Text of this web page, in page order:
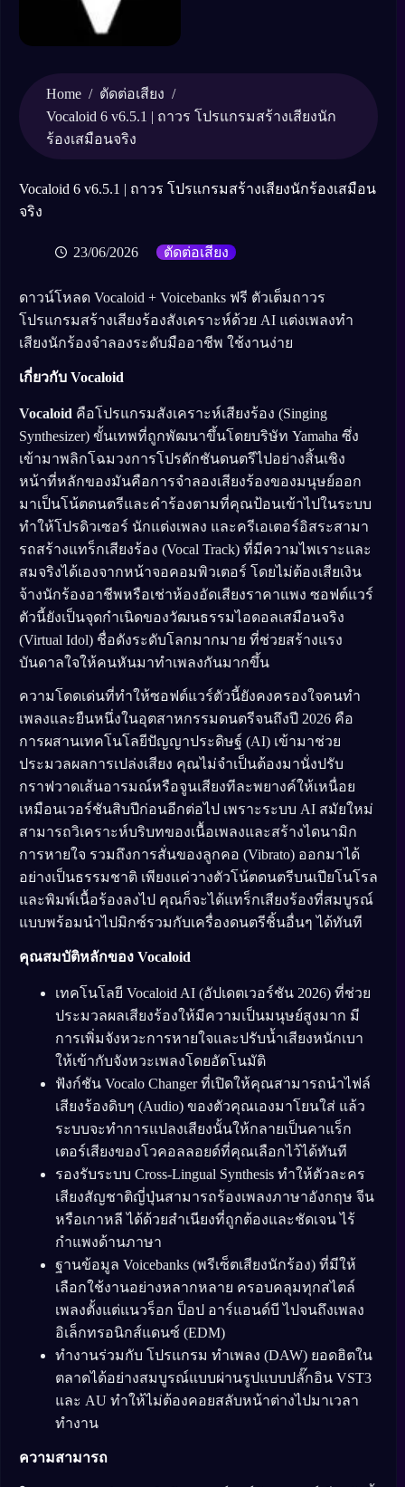
Home / ตัดต่อเสียง /
Vocaloid 6 v6.5.1 | ถาวร โปรแกรมสร้างเสียงนัก
ร้องเสมือนจริง
Vocaloid 6 v6.5.1 | ถาวร โปรแกรมสร้างเสียงนักร้องเสมือน
จริง
23/06/2026 ตัดต่อเสียง
ดาวน์โหลด Vocaloid + Voicebanks ฟรี ตัวเต็มถาวร
โปรแกรมสร้างเสียงร้องสังเคราะห์ด้วย AI แต่งเพลงทำ
เสียงนักร้องจำลองระดับมืออาชีพ ใช้งานง่าย
เกี่ยวกับ Vocaloid
Vocaloid คือโปรแกรมสังเคราะห์เสียงร้อง (Singing
Synthesizer) ขั้นเทพที่ถูกพัฒนาขึ้นโดยบริษัท Yamaha ซึ่ง
เข้ามาพลิกโฉมวงการโปรดักชันดนตรีไปอย่างสิ้นเชิง
หน้าที่หลักของมันคือการจำลองเสียงร้องของมนุษย์ออก
มาเป็นโน้ตดนตรีและคำร้องตามที่คุณป้อนเข้าไปในระบบ
ทำให้โปรดิวเซอร์ นักแต่งเพลง และครีเอเตอร์อิสระสามา
รถสร้างแทร็กเสียงร้อง (Vocal Track) ที่มีความไพเราะและ
สมจริงได้เองจากหน้าจอคอมพิวเตอร์ โดยไม่ต้องเสียเงิน
จ้างนักร้องอาชีพหรือเช่าห้องอัดเสียงราคาแพง ซอฟต์แวร์
ตัวนี้ยังเป็นจุดกำเนิดของวัฒนธรรมไอดอลเสมือนจริง
(Virtual Idol) ชื่อดังระดับโลกมากมาย ที่ช่วยสร้างแรง
บันดาลใจให้คนหันมาทำเพลงกันมากขึ้น
ความโดดเด่นที่ทำให้ซอฟต์แวร์ตัวนี้ยังคงครองใจคนทำ
เพลงและยืนหนึ่งในอุตสาหกรรมดนตรีจนถึงปี 2026 คือ
การผสานเทคโนโลยีปัญญาประดิษฐ์ (AI) เข้ามาช่วย
ประมวลผลการเปล่งเสียง คุณไม่จำเป็นต้องมานั่งปรับ
กราฟวาดเส้นอารมณ์หรือจูนเสียงทีละพยางค์ให้เหนื่อย
เหมือนเวอร์ชันสิบปีก่อนอีกต่อไป เพราะระบบ AI สมัยใหม่
สามารถวิเคราะห์บริบทของเนื้อเพลงและสร้างไดนามิก
การหายใจ รวมถึงการสั่นของลูกคอ (Vibrato) ออกมาได้
อย่างเป็นธรรมชาติ เพียงแค่วางตัวโน้ตดนตรีบนเปียโนโรล
และพิมพ์เนื้อร้องลงไป คุณก็จะได้แทร็กเสียงร้องที่สมบูรณ์
แบบพร้อมนำไปมิกซ์รวมกับเครื่องดนตรีชิ้นอื่นๆ ได้ทันที
คุณสมบัติหลักของ Vocaloid
เทคโนโลยี Vocaloid AI (อัปเดตเวอร์ชัน 2026) ที่ช่วย
ประมวลผลเสียงร้องให้มีความเป็นมนุษย์สูงมาก มี
การเพิ่มจังหวะการหายใจและปรับน้ำเสียงหนักเบา
ให้เข้ากับจังหวะเพลงโดยอัตโนมัติ
ฟังก์ชัน Vocalo Changer ที่เปิดให้คุณสามารถนำไฟล์
เสียงร้องดิบๆ (Audio) ของตัวคุณเองมาโยนใส่ แล้ว
ระบบจะทำการแปลงเสียงนั้นให้กลายเป็นคาแร็ก
เตอร์เสียงของโวคอลลอยด์ที่คุณเลือกไว้ได้ทันที
รองรับระบบ Cross-Lingual Synthesis ทำให้ตัวละคร
เสียงสัญชาติญี่ปุ่นสามารถร้องเพลงภาษาอังกฤษ จีน
หรือเกาหลี ได้ด้วยสำเนียงที่ถูกต้องและชัดเจน ไร้
กำแพงด้านภาษา
ฐานข้อมูล Voicebanks (พรีเซ็ตเสียงนักร้อง) ที่มีให้
เลือกใช้งานอย่างหลากหลาย ครอบคลุมทุกสไตล์
เพลงตั้งแต่แนวร็อก ป็อป อาร์แอนด์บี ไปจนถึงเพลง
อิเล็กทรอนิกส์แดนซ์ (EDM)
ทำงานร่วมกับ โปรแกรม ทำเพลง (DAW) ยอดฮิตใน
ตลาดได้อย่างสมบูรณ์แบบผ่านรูปแบบปลั๊กอิน VST3
และ AU ทำให้ไม่ต้องคอยสลับหน้าต่างไปมาเวลา
ทำงาน
ความสามารถ